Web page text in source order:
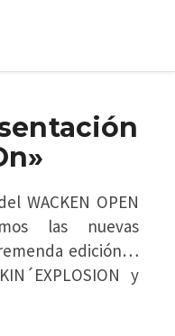
WACKEN OPEN
las nuevas
edición…
y